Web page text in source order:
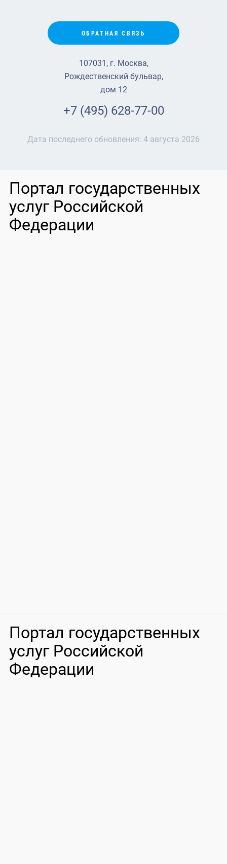
ОБРАТНАЯ СВЯЗЬ
107031, г. Москва,
Рождественский бульвар,
дом 12
+7 (495) 628-77-00
Дата последнего обновления: 4 августа 2026
Портал государственных
услуг Российской
Федерации
Портал государственных
услуг Российской
Федерации